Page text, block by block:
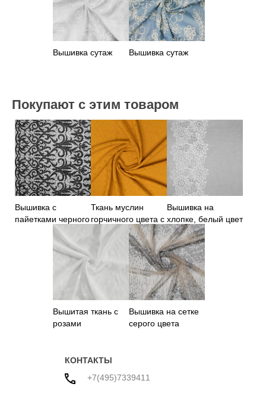
Вышивка сутаж Вышивка сутаж
Покупают с этим товаром
Вышивка с
пайетками черного
Ткань муслин
горчичного цвета с
вышивкой, 100%
Вышивка на
хлопке, белый цвет
Вышитая ткань с
розами
Вышивка на сетке
серого цвета
КОНТАКТЫ
+7(495)7339411